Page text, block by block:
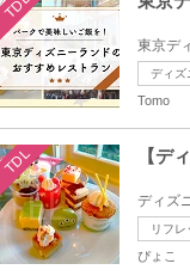
東京デ
ディズ
Tomo
TDL 【デ
ディズ
リフ
ぴょこ